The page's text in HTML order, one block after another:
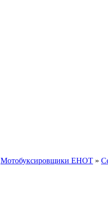
Мотобуксировщики ЕНОТ »